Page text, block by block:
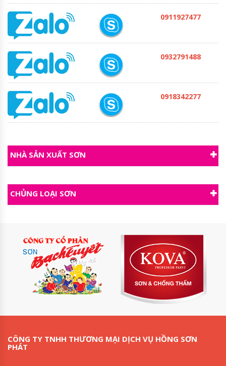
0911927477
0932791488
0918342277
NHÀ SẢN XUẤT SƠN
CHỦNG LOẠI SƠN
CÔNG TY TNHH THƯƠNG MẠI DỊCH VỤ HỒNG SƠN
PHÁT